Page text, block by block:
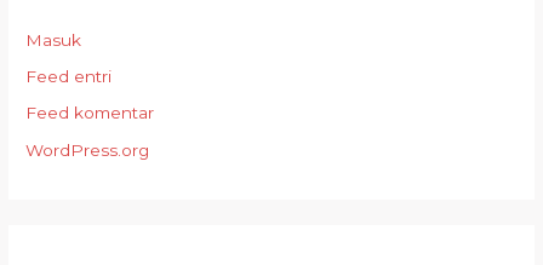
Masuk
Feed entri
Feed komentar
WordPress.org